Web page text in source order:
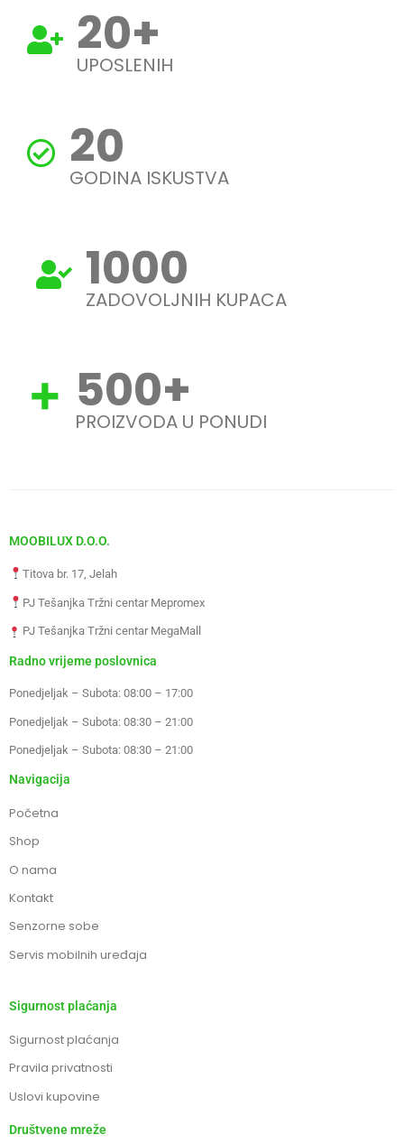
20+
UPOSLENIH
20
GODINA ISKUSTVA
1000
ZADOVOLJNIH KUPACA
500+
PROIZVODA U PONUDI
MOOBILUX D.O.O.
Titova br. 17, Jelah
PJ Tešanjka Tržni centar Mepromex
PJ Tešanjka Tržni centar MegaMall
Radno vrijeme poslovnica
Ponedjeljak – Subota: 08:00 – 17:00
Ponedjeljak – Subota: 08:30 – 21:00
Ponedjeljak – Subota: 08:30 – 21:00
Navigacija
Početna
Shop
O nama
Kontakt
Senzorne sobe
Servis mobilnih uređaja
Sigurnost plaćanja
Sigurnost plaćanja
Pravila privatnosti
Uslovi kupovine
Društvene mreže